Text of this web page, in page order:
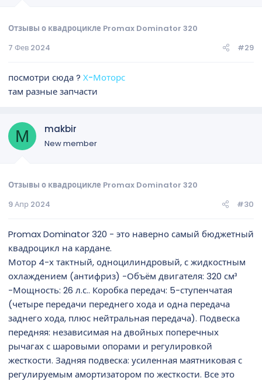
Отзывы о квадроцикле Promax Dominator 320
7 Фев 2024
#29
посмотри сюда ? Х-Моторс
там разные запчасти
M makbir
New member
Отзывы о квадроцикле Promax Dominator 320
9 Апр 2024
#30
Promax Dominator 320 - это наверно самый бюджетный
квадроцикл на кардане.
Мотор 4-х тактный, одноцилиндровый, с жидкостным
охлаждением (антифриз) -Объём двигателя: 320 см³
-Мощность: 26 л.с.. Коробка передач: 5-ступенчатая
(четыре передачи переднего хода и одна передача
заднего хода, плюс нейтральная передача). Подвеска
передняя: независимая на двойных поперечных
рычагах с шаровыми опорами и регулировкой
жесткости. Задняя подвеска: усиленная маятниковая с
регулируемым амортизатором по жесткости. Все это